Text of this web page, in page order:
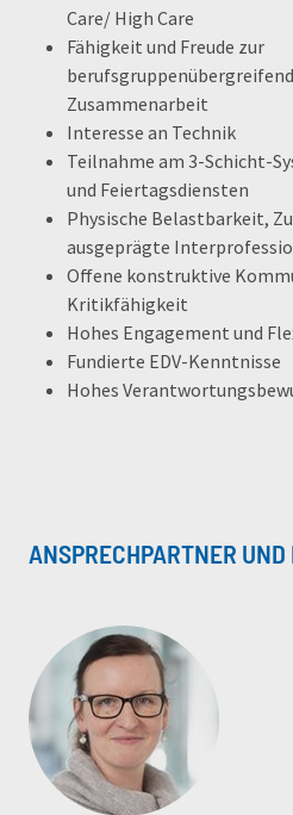
Care/ High Care
Fähigkeit und Freude zur
Zusammenarbeit
Interesse an Technik
Teilnahme am 3-Schicht-
und Feiertagsdiensten
Physische Belastbarkeit,
ausgeprägte
Offene konstruktive
Kritikfähigkeit
Hohes Engagement und
Fundierte EDV-Kenntnisse
Hohes
ANSPRECHPARTNER